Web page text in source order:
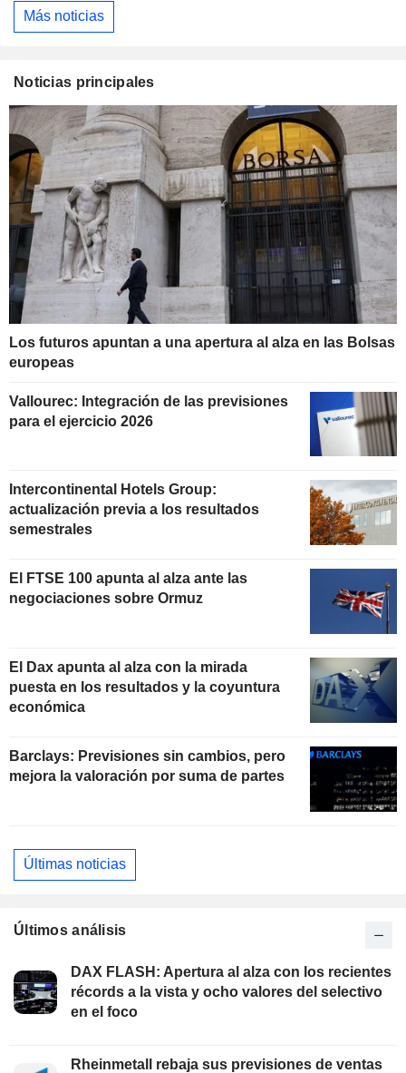
Más noticias
Noticias principales
Los futuros apuntan a una apertura al alza en las Bolsas
europeas
Vallourec: Integración de las previsiones
para el ejercicio 2026
Intercontinental Hotels Group:
actualización previa a los resultados
semestrales
El FTSE 100 apunta al alza ante las
negociaciones sobre Ormuz
El Dax apunta al alza con la mirada
puesta en los resultados y la coyuntura
económica
Barclays: Previsiones sin cambios, pero
mejora la valoración por suma de partes
Últimas noticias
Últimos análisis
DAX FLASH: Apertura al alza con los recientes
récords a la vista y ocho valores del selectivo
en el foco
Rheinmetall rebaja sus previsiones de ventas